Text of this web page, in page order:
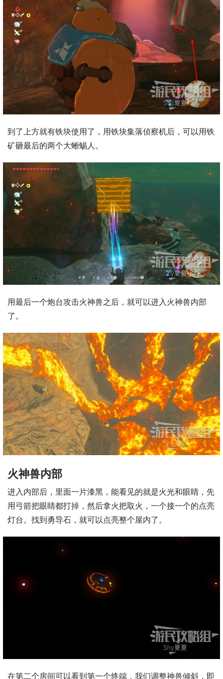
到了上方就有铁块使用了，用铁块集落侦察机后，可以用铁
矿砸最后的两个大蜥蜴人。
用最后一个炮台攻击火神兽之后，就可以进入火神兽内部
了。
火神兽内部
进入内部后，里面一片漆黑，能看见的就是火光和眼睛，先
用弓箭把眼睛都打掉，然后拿火把取火，一个接一个的点亮
灯台。找到勇导石，就可以点亮整个屋内了。
在第二个房间可以看到第一个终端，我们调整神兽倾斜，即